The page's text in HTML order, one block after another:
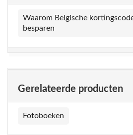
Waarom Belgische
besparen
Gerelateerde producten
Fotoboeken